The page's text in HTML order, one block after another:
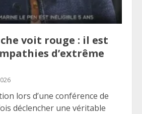
voit rouge : il est
d’extrême
lors d’une conférence de
déclencher une véritable